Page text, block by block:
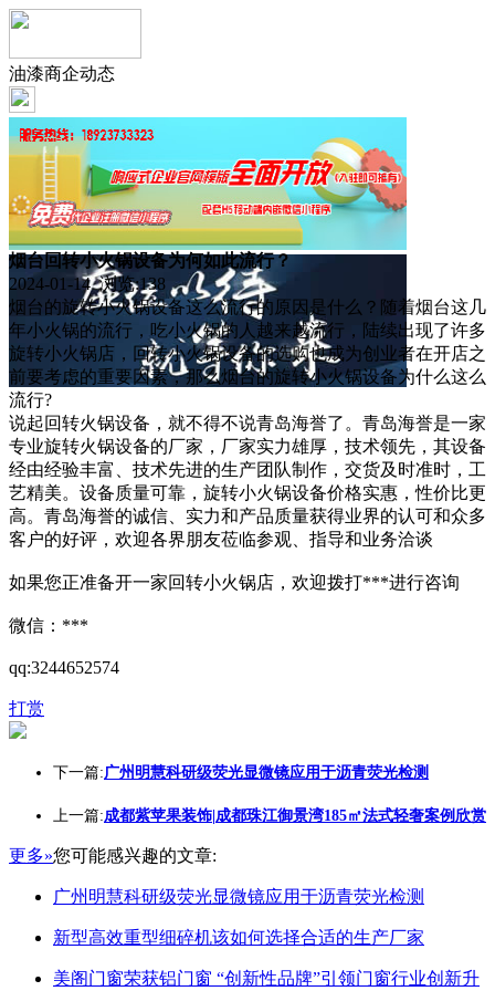
油漆商企动态
烟台回转小火锅设备为何如此流行？
2024-01-14 浏览:138
烟台的旋转小火锅设备这么流行的原因是什么？随着烟台这几
年小火锅的流行，吃小火锅的人越来越流行，陆续出现了许多
旋转小火锅店，回转小火锅设备的选购也成为创业者在开店之
前要考虑的重要因素，那么烟台的旋转小火锅设备为什么这么
流行?
说起回转火锅设备，就不得不说青岛海誉了。青岛海誉是一家
专业旋转火锅设备的厂家，厂家实力雄厚，技术领先，其设备
经由经验丰富、技术先进的生产团队制作，交货及时准时，工
艺精美。设备质量可靠，旋转小火锅设备价格实惠，性价比更
高。青岛海誉的诚信、实力和产品质量获得业界的认可和众多
客户的好评，欢迎各界朋友莅临参观、指导和业务洽谈
如果您正准备开一家回转小火锅店，欢迎拨打***进行咨询
微信：***
qq:3244652574
打赏
下一篇:广州明慧科研级荧光显微镜应用于沥青荧光检测
上一篇:成都紫苹果装饰|成都珠江御景湾185㎡法式轻奢案例欣赏
更多»您可能感兴趣的文章:
广州明慧科研级荧光显微镜应用于沥青荧光检测
新型高效重型细碎机该如何选择合适的生产厂家
美阁门窗荣获铝门窗 “创新性品牌”引领门窗行业创新升